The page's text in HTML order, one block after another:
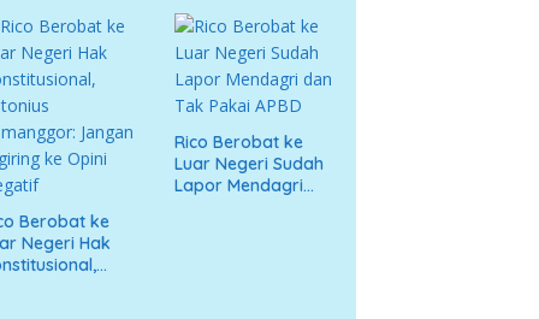
Berobat ke
Negeri Hak
Rico Berobat ke
Luar Negeri Sudah
Lapor Mendagri